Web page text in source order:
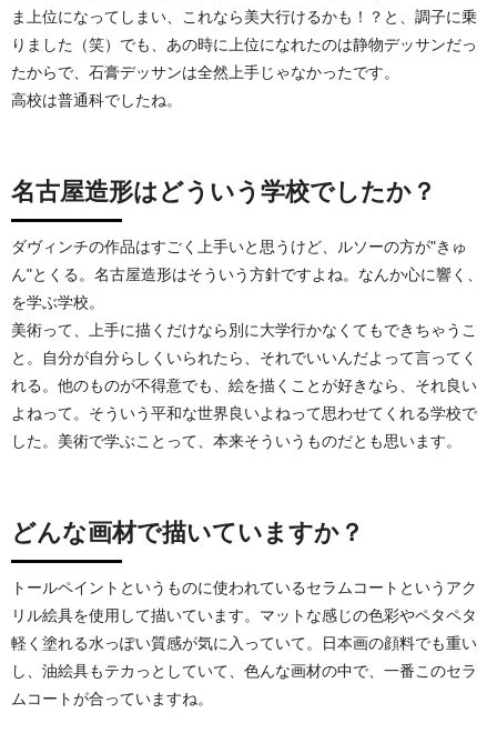
ま上位になってしまい、これなら美大行けるかも！？と、調子に乗
りました（笑）でも、あの時に上位になれたのは静物デッサンだっ
たからで、石膏デッサンは全然上手じゃなかったです。
高校は普通科でしたね。
名古屋造形はどういう学校でしたか？
ダヴィンチの作品はすごく上手いと思うけど、ルソーの方が"きゅ
ん"とくる。名古屋造形はそういう方針ですよね。なんか心に響く、
を学ぶ学校。
美術って、上手に描くだけなら別に大学行かなくてもできちゃうこ
と。自分が自分らしくいられたら、それでいいんだよって言ってく
れる。他のものが不得意でも、絵を描くことが好きなら、それ良い
よねって。そういう平和な世界良いよねって思わせてくれる学校で
した。美術で学ぶことって、本来そういうものだとも思います。
どんな画材で描いていますか？
トールペイントというものに使われているセラムコートというアク
リル絵具を使用して描いています。マットな感じの色彩やペタペタ
軽く塗れる水っぽい質感が気に入っていて。日本画の顔料でも重い
し、油絵具もテカっとしていて、色んな画材の中で、一番このセラ
ムコートが合っていますね。